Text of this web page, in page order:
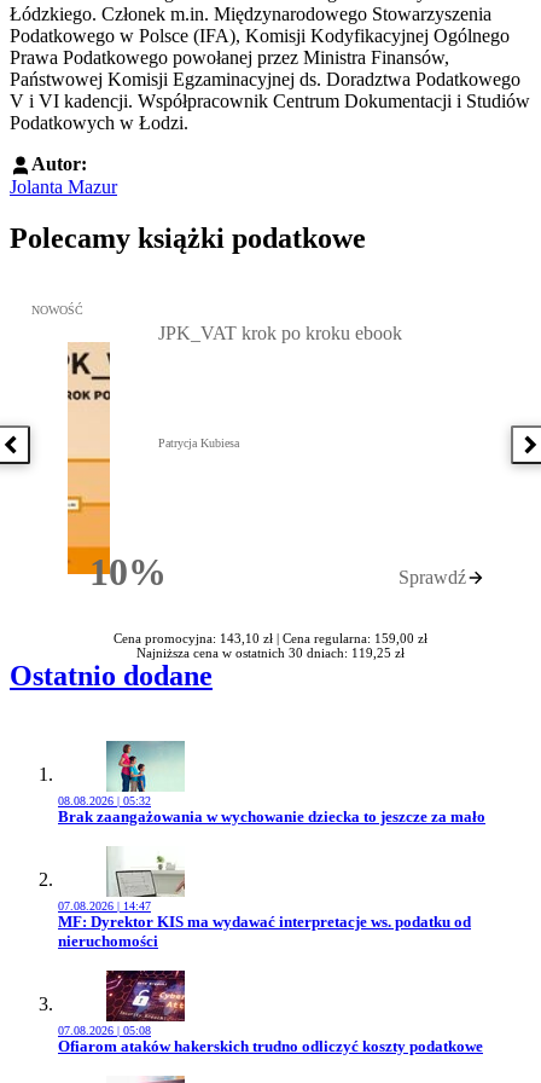
Łódzkiego. Członek m.in. Międzynarodowego Stowarzyszenia
Podatkowego w Polsce (IFA), Komisji Kodyfikacyjnej Ogólnego
Prawa Podatkowego powołanej przez Ministra Finansów,
Państwowej Komisji Egzaminacyjnej ds. Doradztwa Podatkowego
V i VI kadencji. Współpracownik Centrum Dokumentacji i Studiów
Podatkowych w Łodzi.
Autor:
Jolanta Mazur
Polecamy książki podatkowe
Poprzednia książka
Przejdź do: JPK_VAT krok po kroku ebook, Patrycja Kubiesa -
NOWOŚĆ
10%Rabatu
JPK_VAT krok po kroku ebook
Patrycja Kubiesa
Sprawdź
Cena promocyjna: 143,10 zł | Cena regularna: 159,00 zł
Najniższa cena w ostatnich 30 dniach: 119,25 zł
Ostatnio dodane
08.08.2026 | 05:32
Przejdź do artykułu:
Brak zaangażowania w wychowanie dziecka to jeszcze za mało
07.08.2026 | 14:47
Przejdź do artykułu:
MF: Dyrektor KIS ma wydawać interpretacje ws. podatku od
nieruchomości
07.08.2026 | 05:08
Przejdź do artykułu:
Ofiarom ataków hakerskich trudno odliczyć koszty podatkowe